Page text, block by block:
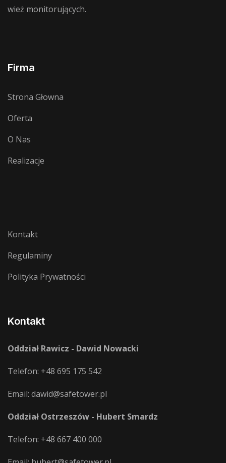
wież monitorujących.
Firma
Strona Głowna
Oferta
O Nas
Realizacje
Kontakt
Regulaminy
Polityka Prywatności
Kontakt
Oddział Rawicz - Dawid Nowacki
Telefon: +48 695 175 542
Email: dawid@safetower.pl
Oddział Ostrzeszów - Hubert Smardz
Telefon: +48 667 400 000